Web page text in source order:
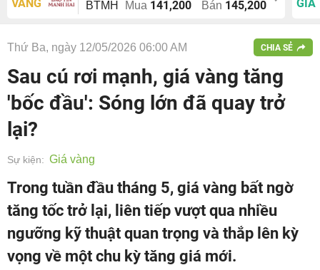
VÀNG
BTMH Mua 141,200 Bán 145,200
GIÁ
Thứ Ba, ngày 12/05/2026 06:00 AM CHIA SẺ
Sau cú rơi mạnh, giá vàng tăng
'bốc đầu': Sóng lớn đã quay trở
lại?
Sự kiện: Giá vàng
Trong tuần đầu tháng 5, giá vàng bất ngờ
tăng tốc trở lại, liên tiếp vượt qua nhiều
ngưỡng kỹ thuật quan trọng và thắp lên kỳ
vọng về một chu kỳ tăng giá mới.